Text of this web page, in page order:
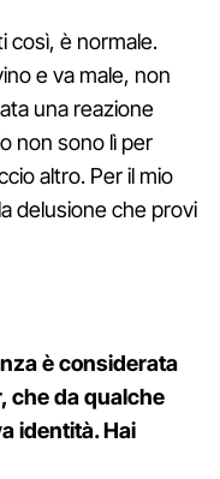
così, è normale.
e va male, non
una reazione
non sono lì per
altro. Per il mio
delusione che provi
è considerata
che da qualche
identità. Hai